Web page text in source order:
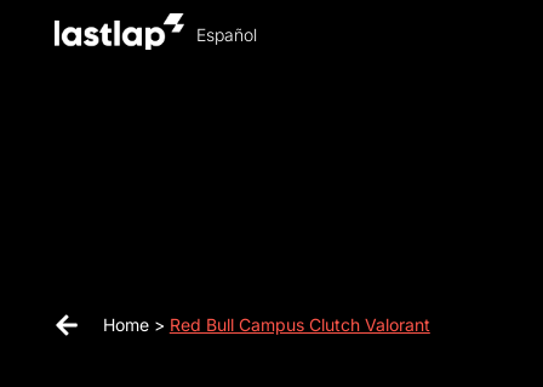
Español
Home > Red Bull Campus Clutch Valorant